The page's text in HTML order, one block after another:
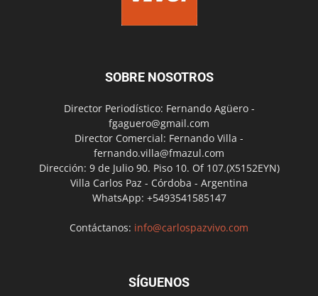
SOBRE NOSOTROS
Director Periodístico: Fernando Agüero -
fgaguero@gmail.com
Director Comercial: Fernando Villa -
fernando.villa@fmazul.com
Dirección: 9 de Julio 90. Piso 10. Of 107.(X5152EYN)
Villa Carlos Paz - Córdoba - Argentina
WhatsApp: +5493541585147
Contáctanos: info@carlospazvivo.com
SÍGUENOS